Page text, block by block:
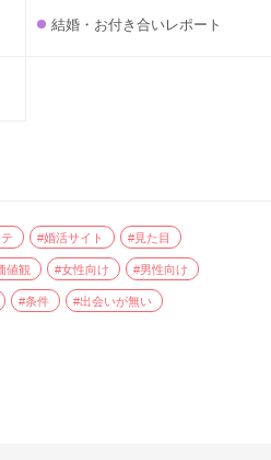
結婚・お付き合いレポート
#婚活サイト #見た目
値観 #女性向け #男性向け
#条件 #出会いが無い